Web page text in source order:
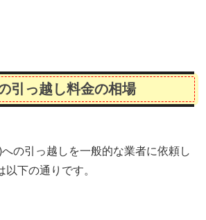
引っ越し料金の相場
の引っ越しを一般的な業者に依頼し
下の通りです。